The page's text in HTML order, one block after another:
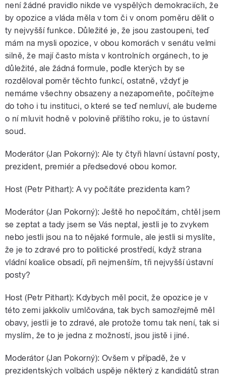
není žádné pravidlo nikde ve vyspělých demokraciích, že
by opozice a vláda měla v tom či v onom poměru dělit o
ty nejvyšší funkce. Důležité je, že jsou zastoupeni, teď
mám na mysli opozice, v obou komorách v senátu velmi
silně, že mají často místa v kontrolních orgánech, to je
důležité, ale žádná formule, podle kterých by se
rozděloval poměr těchto funkcí, ostatně, vždyť je
nemáme všechny obsazeny a nezapomeňte, počítejme
do toho i tu instituci, o které se teď nemluví, ale budeme
o ní mluvit hodně v polovině příštího roku, je to ústavní
soud.
Moderátor (Jan Pokorný): Ale ty čtyři hlavní ústavní posty,
prezident, premiér a předsedové obou komor.
Host (Petr Pithart): A vy počítáte prezidenta kam?
Moderátor (Jan Pokorný): Ještě ho nepočítám, chtěl jsem
se zeptat a tady jsem se Vás neptal, jestli je to zvykem
nebo jestli jsou na to nějaké formule, ale jestli si myslíte,
že je to zdravé pro to politické prostředí, když strana
vládní koalice obsadí, při nejmenším, tři nejvyšší ústavní
posty?
Host (Petr Pithart): Kdybych měl pocit, že opozice je v
této zemi jakkoliv umlčována, tak bych samozřejmě měl
obavy, jestli je to zdravé, ale protože tomu tak není, tak si
myslím, že to je jedna z možností, jsou jistě i jiné.
Moderátor (Jan Pokorný): Ovšem v případě, že v
prezidentských volbách uspěje některý z kandidátů stran